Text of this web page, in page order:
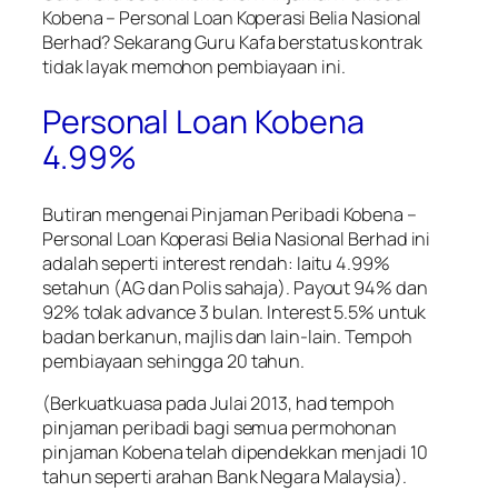
Kobena – Personal Loan Koperasi Belia Nasional
Berhad? Sekarang Guru Kafa berstatus kontrak
tidak layak memohon pembiayaan ini.
Personal Loan Kobena
4.99%
Butiran mengenaiPinjaman Peribadi Kobena –
Personal Loan Koperasi Belia Nasional Berhad ini
adalah seperti interest rendah: Iaitu 4.99%
setahun (AG dan Polis sahaja). Payout 94% dan
92% tolak advance 3 bulan. Interest 5.5% untuk
badan berkanun, majlis dan lain-lain. Tempoh
pembiayaan sehingga 20 tahun.
(Berkuatkuasa pada Julai 2013, had tempoh
pinjaman peribadi bagi semua permohonan
pinjaman Kobena telah dipendekkan menjadi 10
tahun seperti arahan Bank Negara Malaysia).